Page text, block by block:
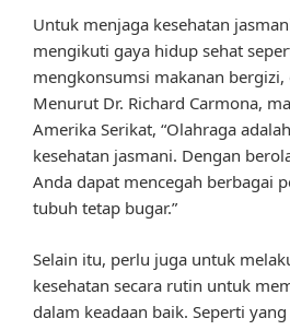
Untuk menjaga kesehatan
mengikuti gaya hidup sehat
mengkonsumsi makanan
Menurut Dr. Richard Carmona,
Amerika Serikat, “Olahraga
kesehatan jasmani. Dengan
Anda dapat mencegah berbagai
tubuh tetap bugar.”
Selain itu, perlu juga untuk
kesehatan secara rutin untuk
dalam keadaan baik. Seperti